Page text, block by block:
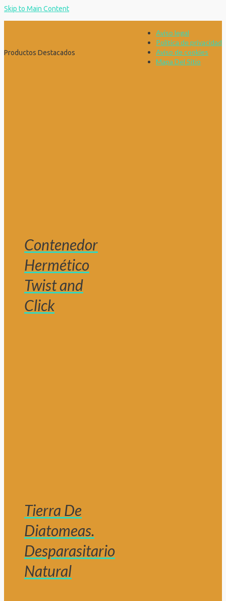
Skip to Main Content
Aviso legal
Política de privacidad
Aviso de cookies
Mapa Del Sitio
Productos Destacados
Contenedor
Hermético
Twist and
Click
Tierra De
Diatomeas.
Desparasitario
Natural